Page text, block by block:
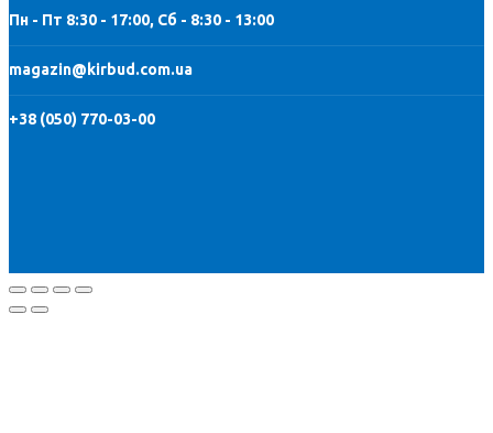
Пн - Пт 8:30 - 17:00, Сб - 8:30 - 13:00
magazin@kirbud.com.ua
+38 (050) 770-03-00